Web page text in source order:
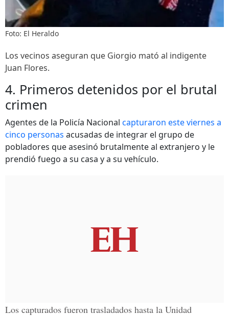
Foto: El Heraldo
Los vecinos aseguran que Giorgio mató al indigente
Juan Flores.
4. Primeros detenidos por el brutal
crimen
Agentes de la Policía Nacional capturaron este viernes a
cinco personas acusadas de integrar el grupo de
pobladores que asesinó brutalmente al extranjero y le
prendió fuego a su casa y a su vehículo.
Los capturados fueron trasladados hasta la Unidad